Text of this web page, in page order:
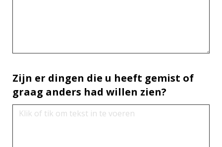
Zijn er dingen die u heeft gemist of
graag anders had willen zien?